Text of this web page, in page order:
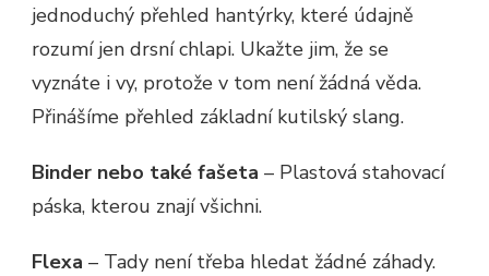
jednoduchý přehled hantýrky, které údajně
rozumí jen drsní chlapi. Ukažte jim, že se
vyznáte i vy, protože v tom není žádná věda.
Přinášíme přehled základní kutilský slang.
Binder nebo také fašeta – Plastová stahovací
páska, kterou znají všichni.
Flexa – Tady není třeba hledat žádné záhady.